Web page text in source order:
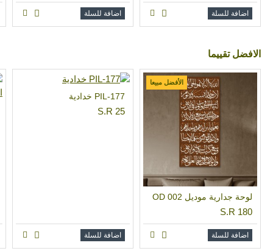
اضافة للسلة اضافة للسلة
اﻻفضل تقييما
الأفضل مبيعا
لوحة جدارية موديل OD 002
S.R 180
اضافة للسلة
PIL-177 خدادية
S.R 25
اضافة للسلة